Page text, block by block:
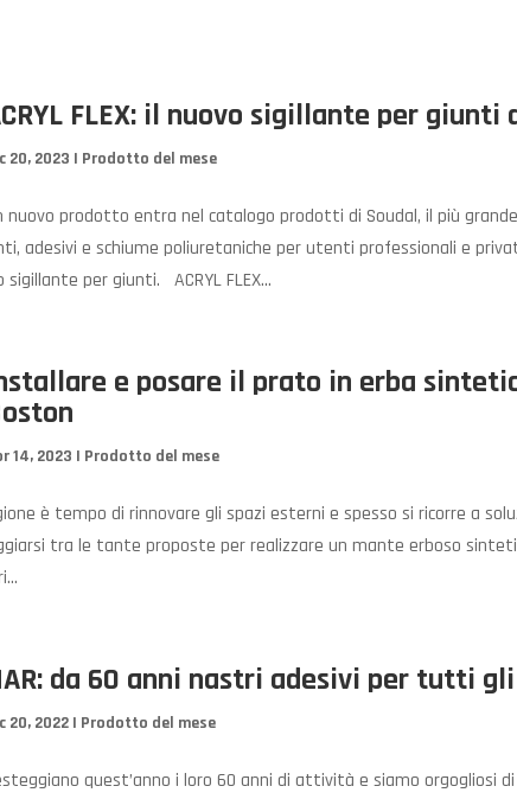
FLEX: il nuovo sigillante per giunti
20, 2023 | Prodotto del mese
nuovo prodotto entra nel catalogo prodotti di Soudal, il più
adesivi e schiume poliuretaniche per utenti professionali e
sigillante per giunti. ACRYL FLEX...
e posare il prato in erba
14, 2023 | Prodotto del mese
è tempo di rinnovare gli spazi esterni e spesso si ricorre a
tra le tante proposte per realizzare un mante erboso
da 60 anni nastri adesivi per tutti
20, 2022 | Prodotto del mese
quest’anno i loro 60 anni di attività e siamo orgogliosi